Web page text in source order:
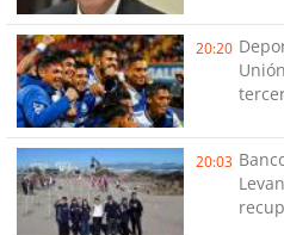
20:20
20:03